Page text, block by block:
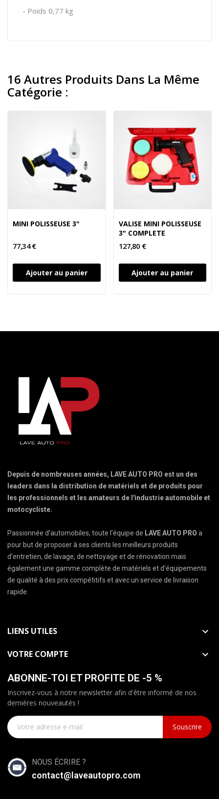
- Poids 0,77 kg
16 Autres Produits Dans La Même
Catégorie :
MINI POLISSEUSE 3"
77,34 €
Ajouter au panier
VALISE MINI POLISSEUSE
3" COMPLETE
127,80 €
Ajouter au panier
Depuis de nombreuses années, LAVE AUTO PRO est un des
leaders dans la distribution de matériels et de produits pour
les professionnels et les amateurs de l'industrie automobile et
motocycliste.
Passionnée d’automobiles, toute l’équipe de LAVE AUTO PRO a
pour but de proposer à ses clients les meilleurs produits
d’entretien, de lavage, de nettoyage et de rénovation mais
également une gamme complète de matériels et d’équipements
de qualité à des prix compétitifs et avec un service de livraison
rapide.
LIENS UTILES 
VOTRE COMPTE

ABONNE-TOI ET PROFITE DE -5 %
Inscrivez-vous à notre newsletter afin d'être informé de nos
dernières nouveautés !
Souscrire
NOUS ÉCRIRE ?
contact@laveautopro.com